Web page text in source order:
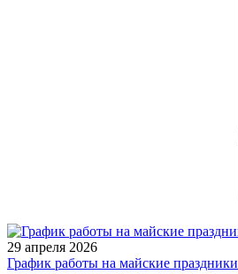
29 апреля 2026
График работы на майские праздники